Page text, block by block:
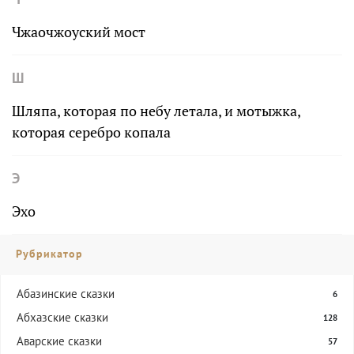
Чжаочжоуский мост
Ш
Шляпа, которая по небу летала, и мотыжка,
которая серебро копала
Э
Эхо
Рубрикатор
Абазинские сказки 6
Абхазские сказки 128
Аварские сказки 57